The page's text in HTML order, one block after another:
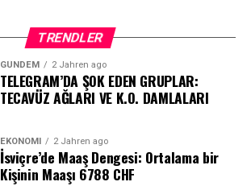
TRENDLER
GÜNDEM 2 Jahren ago
TELEGRAM’DA ŞOK EDEN GRUPLAR:
TECAVÜZ AĞLARI VE K.O. DAMLALARI
EKONOMI 2 Jahren ago
İsviçre’de Maaş Dengesi: Ortalama bir
Kişinin Maaşı 6788 CHF